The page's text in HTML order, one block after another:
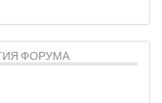
ФОРУМА